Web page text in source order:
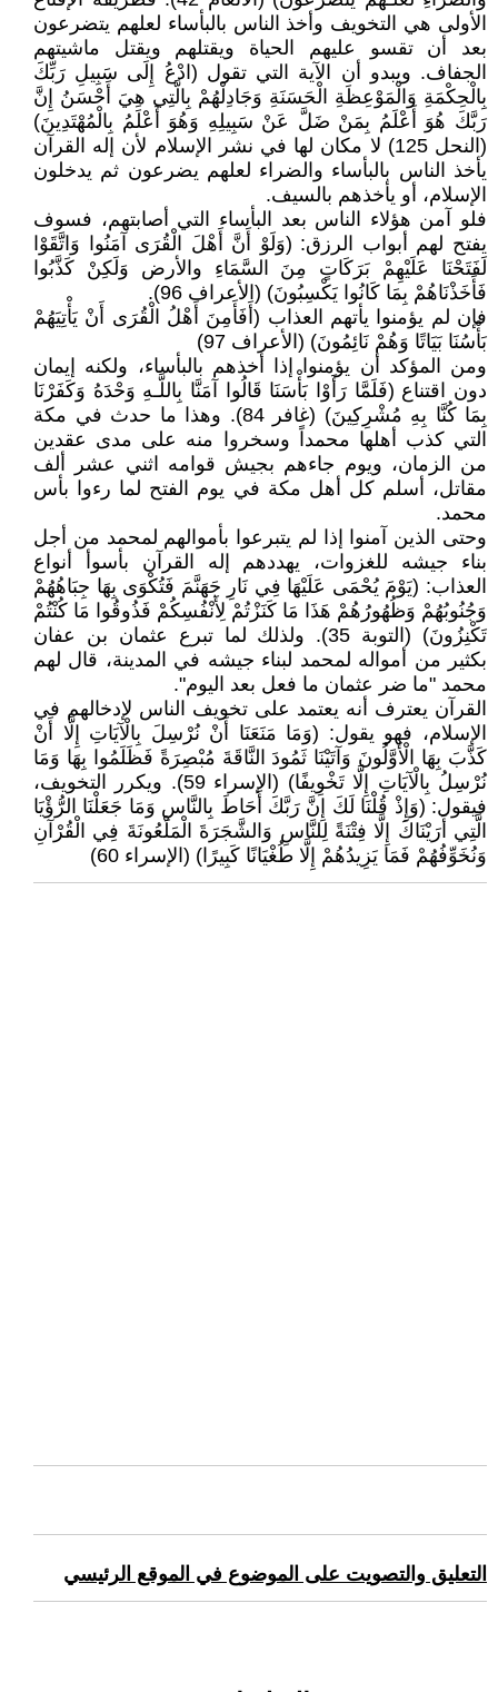
الأولى هي التخويف وأخذ الناس بالبأساء لعلهم يتضرعون
بعد أن تقسو عليهم الحياة ويقتلهم ويقتل ماشيتهم
الجفاف. ويبدو أن الآية التي تقول (ادْعُ إِلَى سَبِيلِ رَبِّكَ
بِالْحِكْمَةِ وَالْمَوْعِظَةِ الْحَسَنَةِ وَجَادِلْهُمْ بِالَّتِي هِيَ أَحْسَنُ إِنَّ
رَبَّكَ هُوَ أَعْلَمُ بِمَنْ ضَلَّ عَنْ سَبِيلِهِ وَهُوَ أَعْلَمُ بِالْمُهْتَدِينَ)
(النحل 125) لا مكان لها في نشر الإسلام لأن إله القرآن
يأخذ الناس بالبأساء والضراء لعلهم يضرعون ثم يدخلون
الإسلام، أو يأخذهم بالسيف.
فلو آمن هؤلاء الناس بعد البأساء التي أصابتهم، فسوف
يفتح لهم أبواب الرزق: (وَلَوْ أَنَّ أَهْلَ الْقُرَى آمَنُوا وَاتَّقَوْا
لَفَتَحْنَا عَلَيْهِمْ بَرَكَاتٍ مِنَ السَّمَاءِ والأرض وَلَكِنْ كَذَّبُوا
فَأَخَذْنَاهُمْ بِمَا كَانُوا يَكْسِبُونَ) (الأعراف 96).
فإن لم يؤمنوا يأتهم العذاب (أَفَأَمِنَ أَهْلُ الْقُرَى أَنْ يَأْتِيَهُمْ
بَأْسُنَا بَيَاتًا وَهُمْ نَائِمُونَ) (الأعراف 97)
ومن المؤكد أن يؤمنوا إذا أخذهم بالبأساء، ولكنه إيمان
دون اقتناع (فَلَمَّا رَأَوْا بَأْسَنَا قَالُوا آمَنَّا بِاللَّـهِ وَحْدَهُ وَكَفَرْنَا
بِمَا كُنَّا بِهِ مُشْرِكِينَ) (غافر 84). وهذا ما حدث في مكة
التي كذب أهلها محمداً وسخروا منه على مدى عقدين
من الزمان، ويوم جاءهم بجيش قوامه اثني عشر ألف
مقاتل، أسلم كل أهل مكة في يوم الفتح لما رءوا بأس
محمد.
وحتى الذين آمنوا إذا لم يتبرعوا بأموالهم لمحمد من أجل
بناء جيشه للغزوات، يهددهم إله القرآن بأسوأ أنواع
العذاب: (يَوْمَ يُحْمَى عَلَيْهَا فِي نَارِ جَهَنَّمَ فَتُكْوَى بِهَا جِبَاهُهُمْ
وَجُنُوبُهُمْ وَظُهُورُهُمْ هَذَا مَا كَنَزْتُمْ لِأَنْفُسِكُمْ فَذُوقُوا مَا كُنْتُمْ
تَكْنِزُونَ) (التوبة 35). ولذلك لما تبرع عثمان بن عفان
بكثير من أمواله لمحمد لبناء جيشه في المدينة، قال لهم
محمد "ما ضر عثمان ما فعل بعد اليوم".
القرآن يعترف أنه يعتمد على تخويف الناس لإدخالهم في
الإسلام، فهو يقول: (وَمَا مَنَعَنَا أَنْ نُرْسِلَ بِالْآيَاتِ إِلَّا أَنْ
كَذَّبَ بِهَا الْأَوَّلُونَ وَآتَيْنَا ثَمُودَ النَّاقَةَ مُبْصِرَةً فَظَلَمُوا بِهَا وَمَا
نُرْسِلُ بِالْآيَاتِ إِلَّا تَخْوِيفًا) (الإسراء 59). ويكرر التخويف،
فيقول: (وَإِذْ قُلْنَا لَكَ إِنَّ رَبَّكَ أَحَاطَ بِالنَّاسِ وَمَا جَعَلْنَا الرُّؤْيَا
الَّتِي أَرَيْنَاكَ إِلَّا فِتْنَةً لِلنَّاسِ وَالشَّجَرَةَ الْمَلْعُونَةَ فِي الْقُرْآنِ
وَنُخَوِّفُهُمْ فَمَا يَزِيدُهُمْ إِلَّا طُغْيَانًا كَبِيرًا) (الإسراء 60)
التعليق والتصويت على الموضوع في الموقع الرئيسي